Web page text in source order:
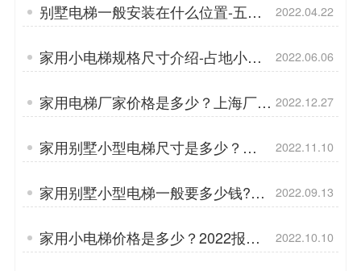
别墅电梯一般安装在什么位置-五大
空间可选
2022.04.22
家用小电梯规格尺寸介绍-占地小仅
需1㎡
2022.06.06
家用电梯厂家价格是多少？上海厂家
报价
2022.12.27
家用别墅小型电梯尺寸是多少？
Gulion巨菱尺寸
2022.11.10
家用别墅小型电梯一般要多少钱?厂
家直销报价
2022.09.13
家用小电梯价格是多少？2022报价
定位
2022.10.10